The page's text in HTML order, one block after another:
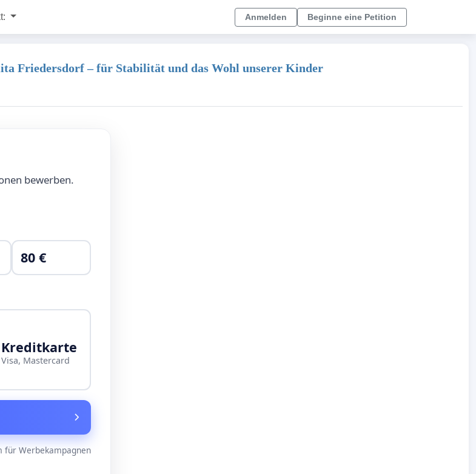
Anmelden Beginne eine Petition
Friedersdorf – für Stabilität und das Wohl unserer Kinder
bewerben.
80 €
Kreditkarte
Visa, Mastercard
für Werbekampagnen